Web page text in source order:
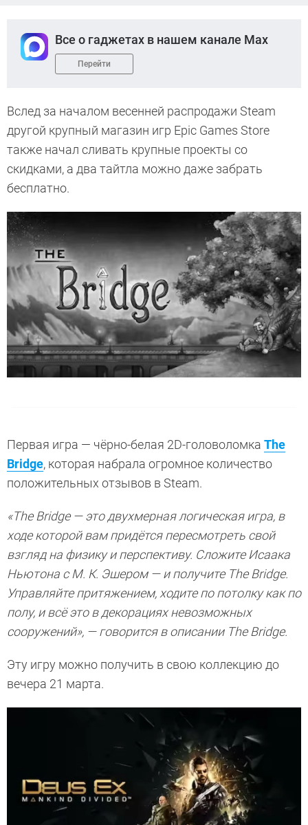
Все о гаджетах в нашем канале Max
Перейти
Вслед за началом весенней распродажи Steam
другой крупный магазин игр Epic Games Store
также начал сливать крупные проекты со
скидками, а два тайтла можно даже забрать
бесплатно.
Первая игра — чёрно-белая 2D-головоломка The
Bridge, которая набрала огромное количество
положительных отзывов в Steam.
«The Bridge — это двухмерная логическая игра, в
ходе которой вам придётся пересмотреть свой
взгляд на физику и перспективу. Сложите Исаака
Ньютона с М. К. Эшером — и получите The Bridge.
Управляйте притяжением, ходите по потолку как по
полу, и всё это в декорациях невозможных
сооружений», — говорится в описании The Bridge.
Эту игру можно получить в свою коллекцию до
вечера 21 марта.